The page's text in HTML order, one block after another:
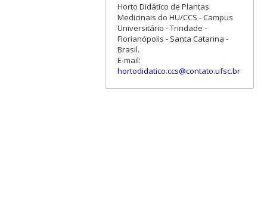
Horto Didático de Plantas
Medicinais do HU/CCS - Campus
Universitário - Trindade -
Florianópolis - Santa Catarina -
Brasil.
E-mail:
hortodidatico.ccs@contato.ufsc.br